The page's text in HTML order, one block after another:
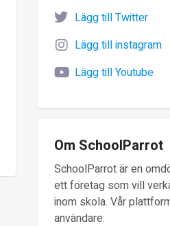
Lägg till Twitter
Lägg till instagram
Lägg till Youtube
Om SchoolParrot
SchoolParrot är en
ett företag som vill
inom skola. Vår
användare.